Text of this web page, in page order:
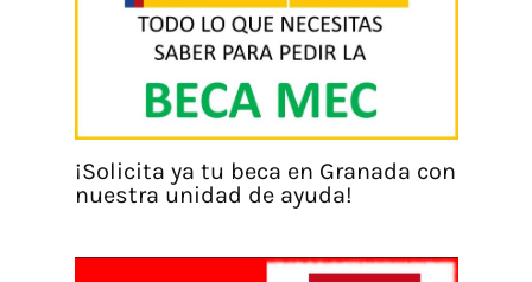
¡Solicita ya tu beca en Granada con
nuestra unidad de ayuda!